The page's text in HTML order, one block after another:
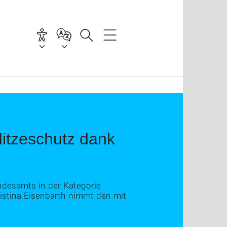
dank
in der Kategorie
Eisenbarth nimmt den mit